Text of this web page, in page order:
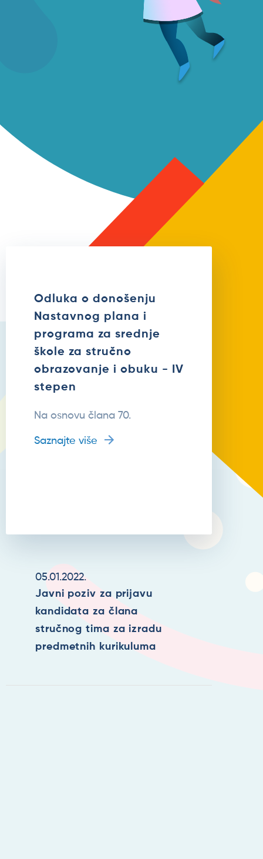
Odluka o donošenju
Nastavnog plana i
programa za srednje
škole za stručno
obrazovanje i obuku - IV
stepen
Na osnovu člana 70.
Saznajte više
05.01.2022.
Javni poziv za prijavu
kandidata za člana
stručnog tima za izradu
predmetnih kurikuluma